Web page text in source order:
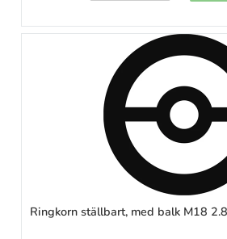
Ringkorn ställbart, med balk M18